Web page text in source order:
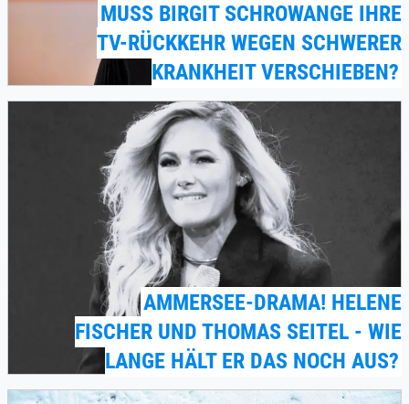
MUSS BIRGIT SCHROWANGE IHRE
TV-RÜCKKEHR WEGEN SCHWERER
KRANKHEIT VERSCHIEBEN?
AMMERSEE-DRAMA! HELENE
FISCHER UND THOMAS SEITEL - WIE
LANGE HÄLT ER DAS NOCH AUS?